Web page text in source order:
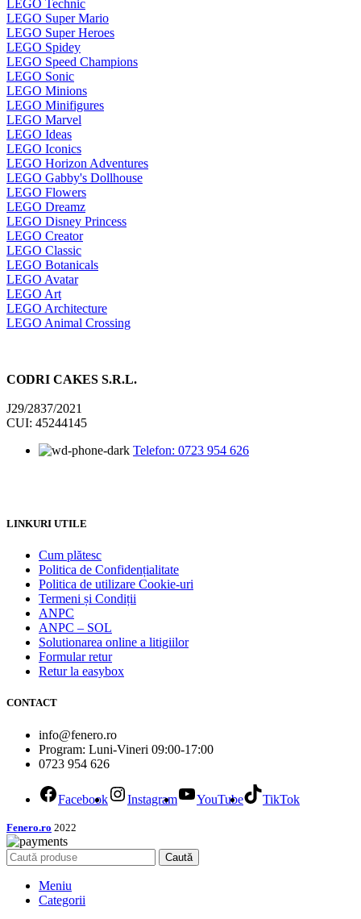
LEGO Technic
LEGO Super Mario
LEGO Super Heroes
LEGO Spidey
LEGO Speed Champions
LEGO Sonic
LEGO Minions
LEGO Minifigures
LEGO Marvel
LEGO Ideas
LEGO Iconics
LEGO Horizon Adventures
LEGO Gabby's Dollhouse
LEGO Flowers
LEGO Dreamz
LEGO Disney Princess
LEGO Creator
LEGO Classic
LEGO Botanicals
LEGO Avatar
LEGO Art
LEGO Architecture
LEGO Animal Crossing
CODRI CAKES S.R.L.
J29/2837/2021
CUI: 45244145
Telefon: 0723 954 626
LINKURI UTILE
Cum plătesc
Politica de Confidențialitate
Politica de utilizare Cookie-uri
Termeni și Condiții
ANPC
ANPC – SOL
Solutionarea online a litigiilor
Formular retur
Retur la easybox
CONTACT
info@fenero.ro
Program: Luni-Vineri 09:00-17:00
0723 954 626
Facebook Instagram YouTube TikTok
Fenero.ro 2022
Caută
Meniu
Categorii